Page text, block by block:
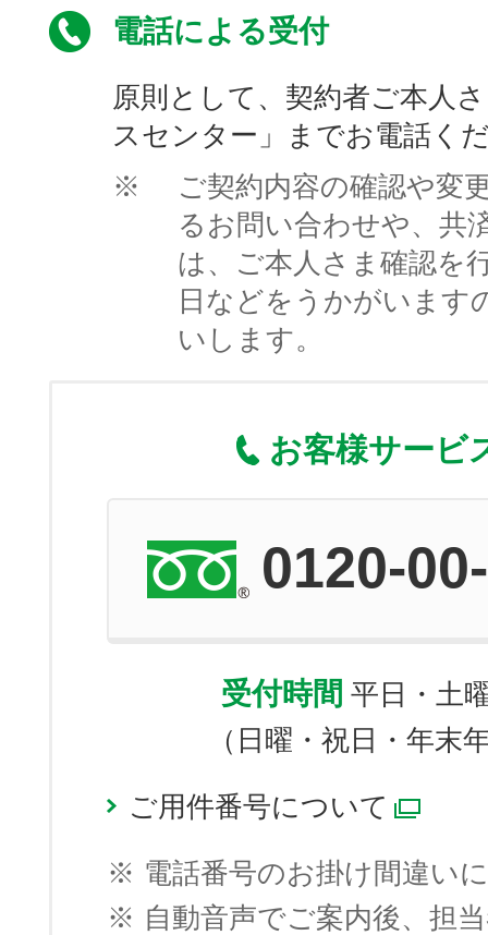
電話による受付
原則として、契約者ご本人
スセンター」までお電話く
※
ご契約内容の確認や変
るお問い合わせや、共
は、ご本人さま確認を
日などをうかがいます
いします。
お客様サービ
0120-
受付時間 平日・土
（日曜・祝日・年末
ご用件番号について
※ 電話番号のお掛け間違い
※ 自動音声でご案内後、担